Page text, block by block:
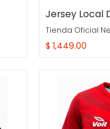
Jersey Local
Tienda Oficial
$ 1,449.00